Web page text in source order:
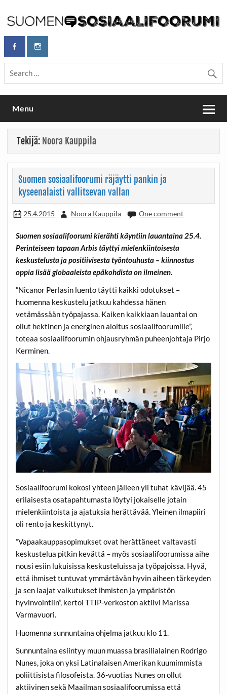
content
Maailmanparannuspäivät / Suomen
Sosiaalifoorumi
Maailmanparannuspäivät Lapinlahden Lähteellä, Helsingissä
26.–27.9.2026
Menu
Tekijä: Noora Kauppila
Suomen sosiaalifoorumi räjäytti pankin ja
kyseenalaisti vallitsevan vallan
25.4.2015 Noora Kauppila One comment
Suomen sosiaalifoorumi kierähti käyntiin lauantaina 25.4.
Perinteiseen tapaan Arbis täyttyi mielenkiintoisesta
keskustelusta ja positiivisesta työntouhusta – kiinnostus
oppia lisää globaaleista epäkohdista on ilmeinen.
”Nicanor Perlasin luento täytti kaikki odotukset –
huomenna keskustelu jatkuu kahdessa hänen
vetämässään työpajassa. Kaiken kaikkiaan lauantai on
ollut hektinen ja energinen aloitus sosiaalifoorumille”,
toteaa sosiaalifoorumin ohjausryhmän puheenjohtaja Pirjo
Kerminen.
Sosiaalifoorumi kokosi yhteen jälleen yli tuhat kävijää. 45
erilaisesta osatapahtumasta löytyi jokaiselle jotain
mielenkiintoista ja ajatuksia herättävää. Yleinen ilmapiiri
oli rento ja keskittynyt.
”Vapaakauppasopimukset ovat herättäneet valtavasti
keskustelua pitkin kevättä – myös sosiaalifoorumissa aihe
nousi esiin lukuisissa keskusteluissa ja työpajoissa. Hyvä,
että ihmiset tuntuvat ymmärtävän hyvin aiheen tärkeyden
ja sen laajat vaikutukset ihmisten ja ympäristön
hyvinvointiin”, kertoi TTIP-verkoston aktiivi Marissa
Varmavuori.
Huomenna sunnuntaina ohjelma jatkuu klo 11.
Sunnuntaina esiintyy muun muassa brasilialainen Rodrigo
Nunes, joka on yksi Latinalaisen Amerikan kuumimmista
poliittisista filosofeista. 36-vuotias Nunes on ollut
aktiivinen sekä Maailman sosiaalifoorumissa että